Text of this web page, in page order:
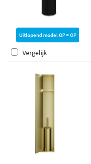
Uitlopend model OP = OP
Vergelijk